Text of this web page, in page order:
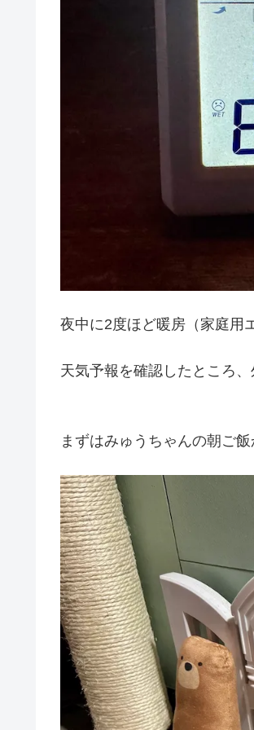
夜中に2度ほど暖房（家庭用
天気予報を確認したところ
まずはみゅうちゃんの朝ご